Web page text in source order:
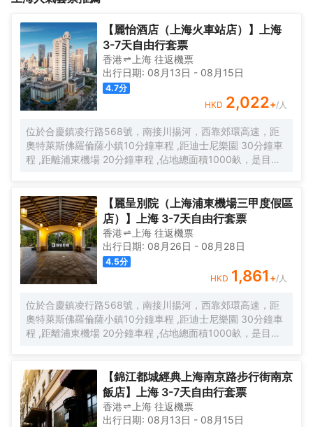
【麗怡酒店（上海火車站店）】上海
3-7天自由行套票
香港 上海 往返機票
出行日期: 08月13日 - 08月15日
4.7分
HKD 2,022+/人
位於合慶鎮凌行路568號，南接川揚河，西靠郊環高速，距
奧特萊斯佛羅倫薩小鎮10分鐘車程 ,距迪士尼樂園 30分鐘車
程 ,距離浦東機場 20分鐘車程 ,佔地總面積1000畝，是目前
培訓於一體的綜合度假景區。 酒店整體以蘇式園林為主調，
精緻、古樸的四合院酒店 古色古香、花草蘢葱、鳥語花香 配
以現代化的設施以及標準化、人性化的服務。
【麗呈別院（上海浦東機場三甲度假區
店）】上海 3-7天自由行套票
香港 上海 往返機票
出行日期: 08月26日 - 08月28日
4.5分
HKD 1,861 +/人
位於合慶鎮凌行路568號，南接川揚河，西靠郊環高速，距
奧特萊斯佛羅倫薩小鎮10分鐘車程 ,距迪士尼樂園 30分鐘車
程 ,距離浦東機場 20分鐘車程 ,佔地總面積1000畝，是目前
培訓於一體的綜合度假景區。 酒店整體以蘇式園林為主調，
精緻、古樸的四合院酒店 古色古香、花草蘢葱、鳥語花香 配
以現代化的設施以及標準化、人性化的服務。
【錦江都城經典上海南京路步行街南京
飯店】上海 3-7天自由行套票
香港 上海 往返機票
出行日期: 08月13日 - 08月15日